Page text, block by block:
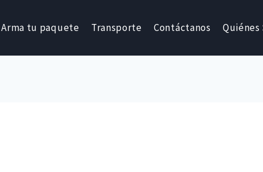
Arma tu paquete Transporte Contáctanos Quiénes